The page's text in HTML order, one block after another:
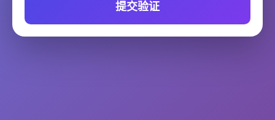
提交验证